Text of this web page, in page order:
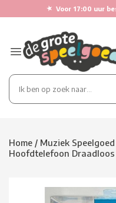
★ Voor 17:00 uur
Home / Muziek Speelgoed
Hoofdtelefoon Draadloos